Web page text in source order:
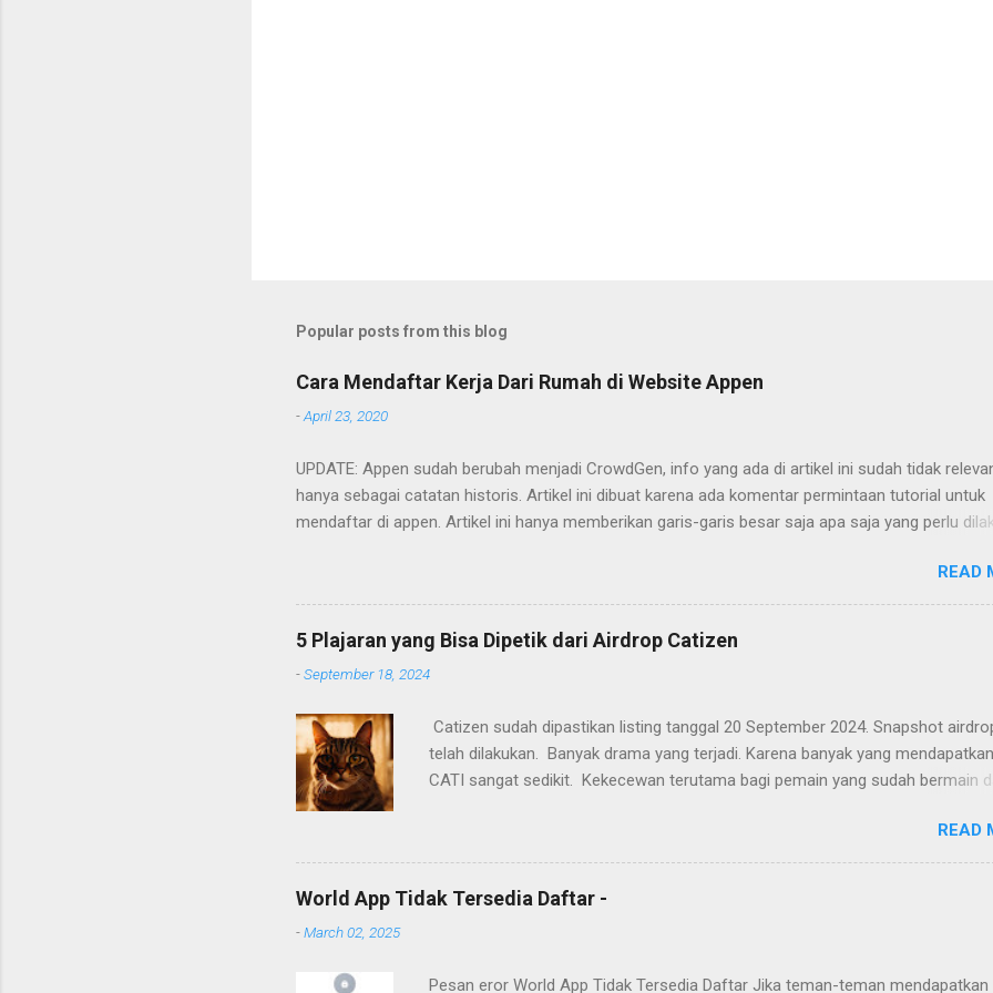
Popular posts from this blog
Cara Mendaftar Kerja Dari Rumah di Website Appen
-April 23, 2020
UPDATE: Appen sudah berubah menjadi CrowdGen, info yang ada di artikel ini sudah tidak
hanya sebagai catatan historis. Artikel ini dibuat karena ada komentar permintaan tutorial untuk
mendaftar di appen. Artikel ini hanya memberikan garis-garis besar saja apa saja yang perlu
READ
5 Plajaran yang Bisa Dipetik dari Airdrop Catizen
-September 18, 2024
Catizen sudah dipastikan listing tanggal 20 September 2024. Snapshot
telah dilakukan. Banyak drama yang terjadi. Karena banyak yang
CATI sangat sedikit. Kekecewan terutama bagi pemain yang sudah bermain
device yang rusak. Banyak juga yang senang dengan hasil airdrop, karena
mendapatkan sesuai dengan banyaknya dana yang dikeluarkan selama
airdrop catizen ini. Berikut ini beberapa pelajaran yang bisa diambil dari
READ
World App Tidak Tersedia Daftar -
-March 02, 2025
Pesan eror World App Tidak Tersedia Daftar Jika teman-teman